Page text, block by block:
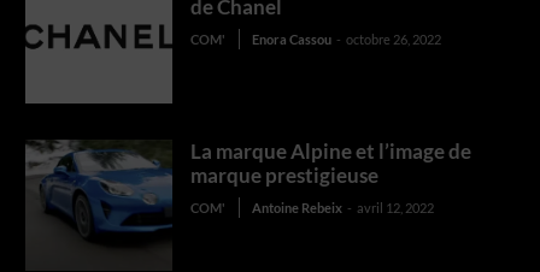
de Chanel
COM' Enora Cassou - octobre 26, 2022
La marque Alpine et l’image de
marque prestigieuse
COM' Antoine Rebeix - avril 12, 2022